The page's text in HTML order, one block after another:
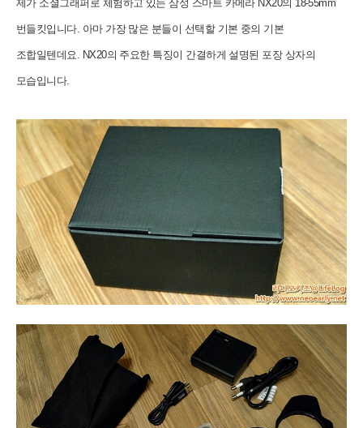
제가 소셜그래퍼로 체험하고 있는 삼성 스마트 카메라 NX20의 18-55mm
번들킷입니다. 아마 가장 많은 분들이 선택할 기본 중의 기본
조합일텐데요. NX20의 주요한 특징이 간결하게 설명된 포장 상자의
모습입니다.